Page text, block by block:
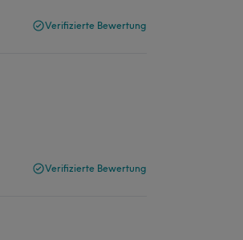
Verifizierte Bewertung
Verifizierte Bewertung